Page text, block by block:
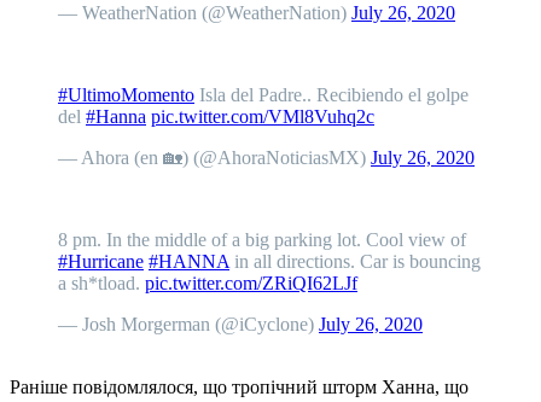
— WeatherNation (@WeatherNation) July 26, 2020
#UltimoMomento Isla del Padre.. Recibiendo el golpe
del #Hanna pic.twitter.com/VMl8Vuhq2c
— Ahora (en 🏡) (@AhoraNoticiasMX) July 26, 2020
8 pm. In the middle of a big parking lot. Cool view of
#Hurricane #HANNA in all directions. Car is bouncing
a sh*tload. pic.twitter.com/ZRiQI62LJf
— Josh Morgerman (@iCyclone) July 26, 2020
Раніше повідомлялося, що тропічний шторм Ханна, що